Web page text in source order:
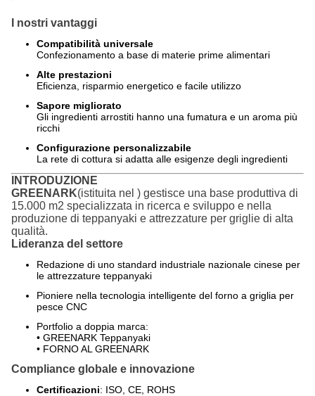
I nostri vantaggi
Compatibilità universale
Confezionamento a base di materie prime alimentari
Alte prestazioni
Eficienza, risparmio energetico e facile utilizzo
Sapore migliorato
Gli ingredienti arrostiti hanno una fumatura e un aroma più
ricchi
Configurazione personalizzabile
La rete di cottura si adatta alle esigenze degli ingredienti
INTRODUZIONE
GREENARK(istituita nel ) gestisce una base produttiva di
15.000 m2 specializzata in ricerca e sviluppo e nella
produzione di teppanyaki e attrezzature per griglie di alta
qualità.
Lideranza del settore
Redazione di uno standard industriale nazionale cinese per
le attrezzature teppanyaki
Pioniere nella tecnologia intelligente del forno a griglia per
pesce CNC
Portfolio a doppia marca:
• GREENARK Teppanyaki
• FORNO AL GREENARK
Compliance globale e innovazione
Certificazioni: ISO, CE, ROHS